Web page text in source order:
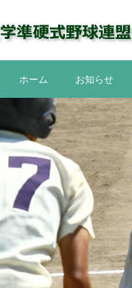
ホーム お知らせ